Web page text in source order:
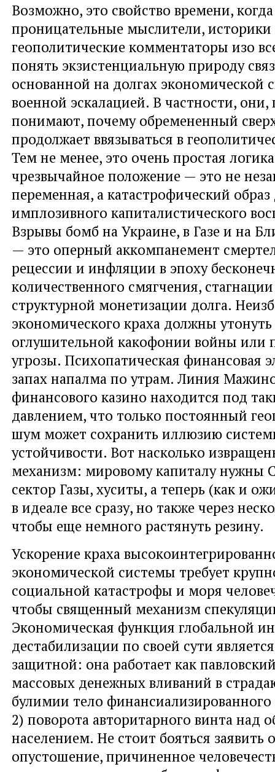
Возможно, это свойство времени,
проницательные мыслители, историки
геополитические комментаторы изо
понять экзистенциальную природу
основанной на долгах экономической
военной эскалацией. В частности, они,
понимают, почему обремененный
продолжает ввязываться в
Тем не менее, это очень простая
чрезвычайное положение — это не
переменная, а катастрофический
имплозивного капиталистического
Взрывы бомб на Украине, в Газе и на
— это оперный аккомпанемент
рецессии и инфляции в эпоху
количественного смягчения,
структурной монетизации долга.
экономического краха должны утонуть
оглушительной какофонии войны или
угрозы. Психопатическая финансовая
запах напалма по утрам. Линия
финансового казино находится под
давлением, что только постоянный
шум может сохранить иллюзию
устойчивости. Вот насколько
механизм: мировому капиталу нужны
сектор Газы, хуситы, а теперь (как и
в идеале все сразу, но также через
чтобы еще немного растянуть резину.
Ускорение краха
экономической системы требует
социальной катастрофы и моря
чтобы священный механизм
Экономическая функция глобальной
дестабилизации по своей сути
защитной: она работает как
массовых денежных вливаний в
булимии тело
2) поворота авторитарного винта над
населением. Не стоит бояться заявить
опустошение, причиненное